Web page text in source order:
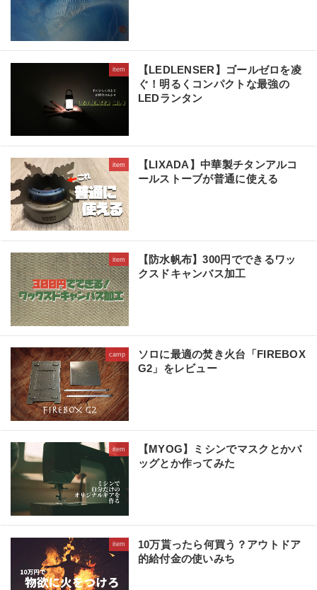
item
【LEDLENSER】ゴールゼロを凌
ぐ！明るくコンパクトな最強の
LEDランタン
item
【LIXADA】中華製チタンアルコ
ールストーブが普通に使える
item
【防水帆布】300円でできるワッ
クスドキャンバス加工
camp
ソロに最適の焚き火台「FIREBOX
G2」をレビュー
item
【MYOG】ミシンでマスクとかバ
ッグとか作ってみた
item
10万貰ったら何買う？アウトドア
的給付金の使いみち